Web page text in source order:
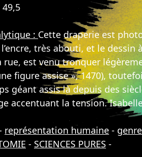
: Cette draperie est
très abouti, et le
est venu tronquer
figure assise », 1470),
géant assis là depuis des
accentuant la tension. Isabelle
représentation humaine -
- SCIENCES PURES -